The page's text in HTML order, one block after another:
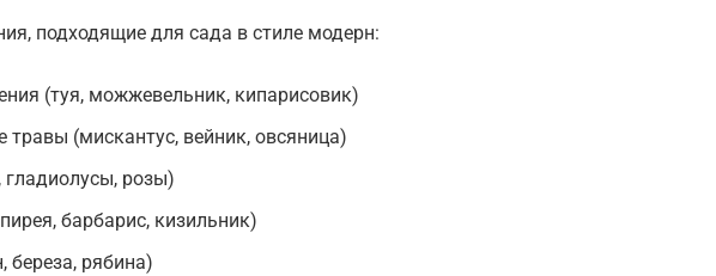
подходящие для сада в стиле модерн:
(туя, можжевельник, кипарисовик)
травы (мискантус, вейник, овсяница)
розы)
барбарис, кизильник)
береза, рябина)